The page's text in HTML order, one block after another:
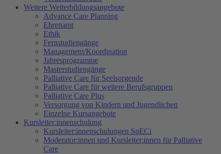
Weitere Weiterbildungsangebote
Advance Care Planning
Ehrenamt
Ethik
Fernstudiengänge
Management/Koordination
Jahresprogramme
Masterstudiengänge
Palliative Care für Seelsorgende
Palliative Care für weitere Berufsgruppen
Palliative Care Plus
Versorgung von Kindern und Jugendlichen
Einzelne Kursangebote
Kursleiter:innenschulung
Kursleiter:innenschulungen SpECi
Moderator:innen und Kursleiter:innen für Palliative
Care